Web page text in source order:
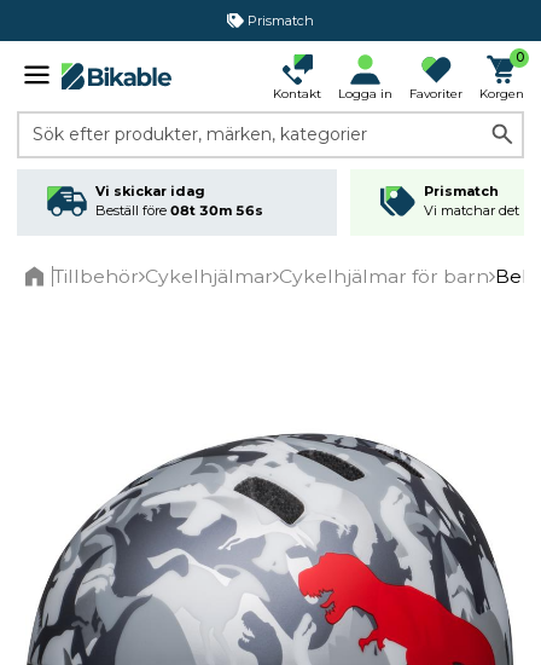
Prismatch
Kontakt Logga in Favoriter
0
Korgen
Sök efter produkter, märken, kategorier
Vi skickar idag
Beställ före 08t 30m 56s
Prismatch
Vi matchar det
Tillbehör Cykelhjälmar Cykelhjälmar för barn Bell